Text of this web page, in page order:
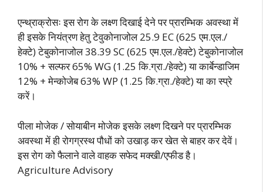
एन्थ्राक्रोसः इस रोग के लक्ष्ण दिखाई देने पर प्रारम्भिक अवस्था में
ही इसके नियंत्रण हेतु टेवुकोनाजोल 25.9 EC (625 एम.एल./
हेक्टे) टेबुकोनाजोल 38.39 SC (625 एम.एल./हेक्टे) टेबुकोनाजोल
10% + सल्फर 65% WG (1.25 कि.ग्रा./हेक्टे) या कार्बेन्डाजिम
12% + मेन्कोजेब 63% WP (1.25 कि.ग्रा./हेक्टे) या का स्प्रे
करें।
पीला मोजेक / सोयाबीन मोजेक इसके लक्ष्ण दिखने पर प्रारम्भिक
अवस्था में ही रोगग्रस्थ पौधों को उखाड़ कर खेत से बाहर कर देवें।
इस रोग को फैलाने वाले वाहक सफेद मक्खी/एफीड है।
Agriculture Advisory